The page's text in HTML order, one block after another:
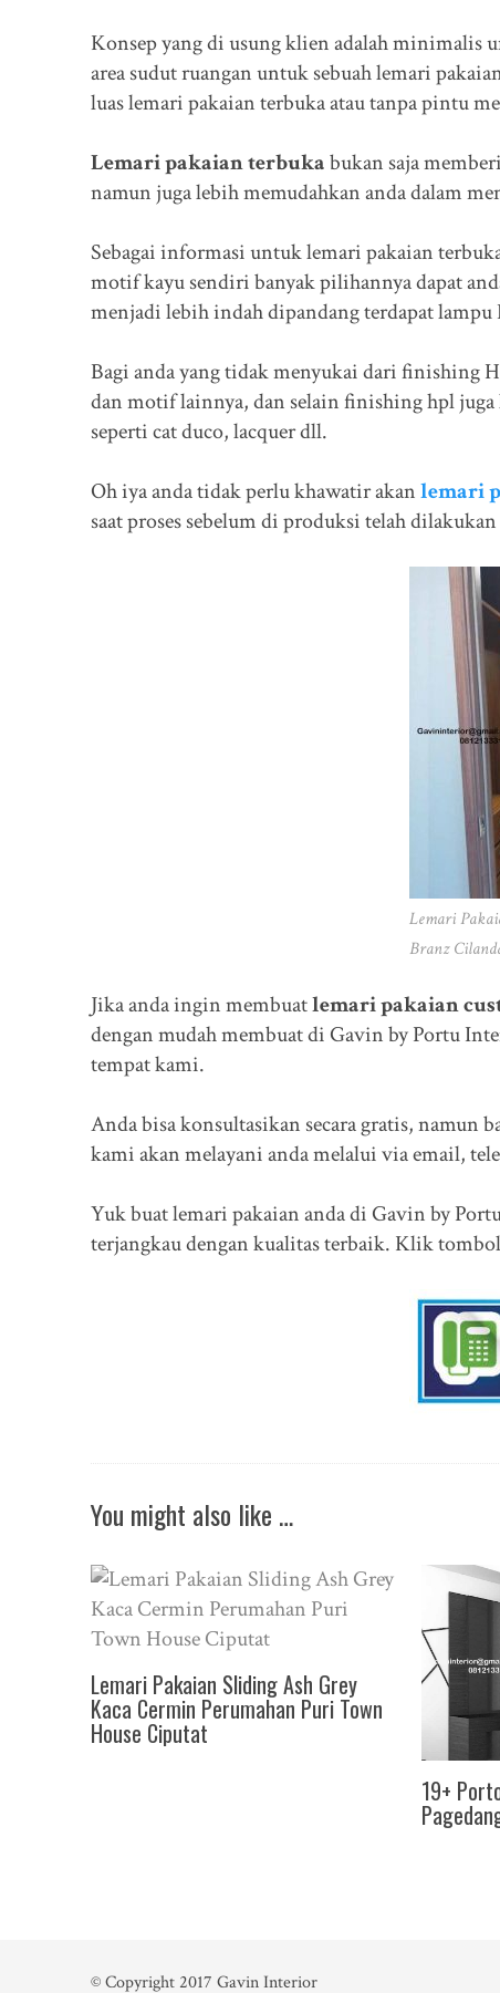
Konsep yang di usung klien adalah minimalis
area sudut ruangan untuk sebuah lemari
luas lemari pakaian terbuka atau tanpa pintu
Lemari pakaian terbukabukan saja
namun juga lebih memudahkan anda dalam
Sebagai informasi untuk lemari pakaian
motif kayu sendiri banyak pilihannya dapat
menjadi lebih indah dipandang terdapat
Bagi anda yang tidak menyukai dari finishing
dan motif lainnya, dan selain finishing hpl
seperti cat duco, lacquer dll.
Oh iya anda tidak perlu khawatir akanlemari
saat proses sebelum di produksi telah
Lemari
Branz
Jika anda ingin membuatlemari pakaian
dengan mudah membuat di Gavin by Portu
tempat kami.
Anda bisa konsultasikan secara gratis, namun
kami akan melayani anda melalui via email,
Yuk buat lemari pakaian anda di Gavin by
terjangkau dengan kualitas terbaik. Klik
You might also like …
Lemari Pakaian Sliding Ash Grey
Kaca Cermin Perumahan Puri Town
House Ciputat
19+
© Copyright 2017 Gavin Interior